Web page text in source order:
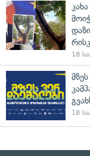
18
18